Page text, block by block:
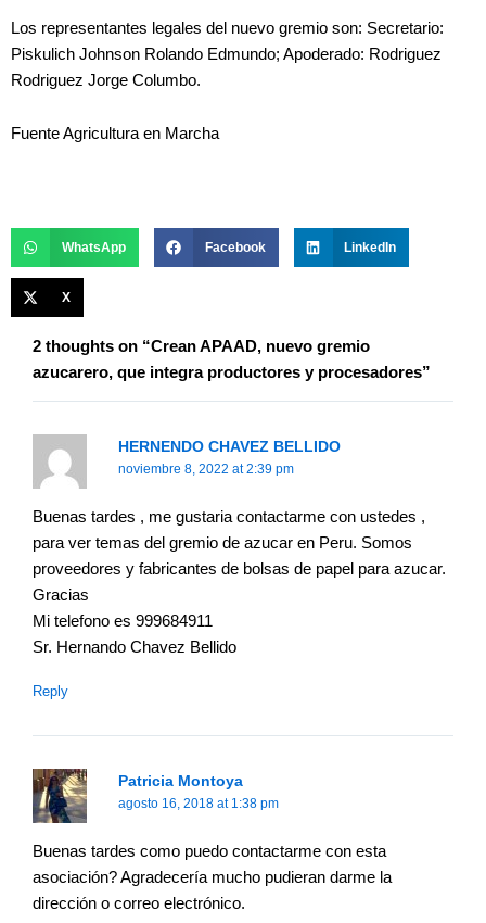
Los representantes legales del nuevo gremio son: Secretario:
Piskulich Johnson Rolando Edmundo; Apoderado: Rodriguez
Rodriguez Jorge Columbo.
Fuente Agricultura en Marcha
WhatsApp Facebook LinkedIn
X
2 thoughts on “Crean APAAD, nuevo gremio
azucarero, que integra productores y procesadores”
HERNENDO CHAVEZ BELLIDO
noviembre 8, 2022 at 2:39 pm
Buenas tardes , me gustaria contactarme con ustedes ,
para ver temas del gremio de azucar en Peru. Somos
proveedores y fabricantes de bolsas de papel para azucar.
Gracias
Mi telefono es 999684911
Sr. Hernando Chavez Bellido
Reply
Patricia Montoya
agosto 16, 2018 at 1:38 pm
Buenas tardes como puedo contactarme con esta
asociación? Agradecería mucho pudieran darme la
dirección o correo electrónico.